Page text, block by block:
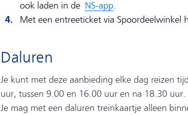
ook laden in de NS-app.
Met een entreeticket via Spoordeelwinkel
Daluren
Je kunt met deze aanbieding elke dag reizen
uur, tussen 9.00 en 16.00 uur en na 18.30
Je mag met een daluren treinkaartje alleen